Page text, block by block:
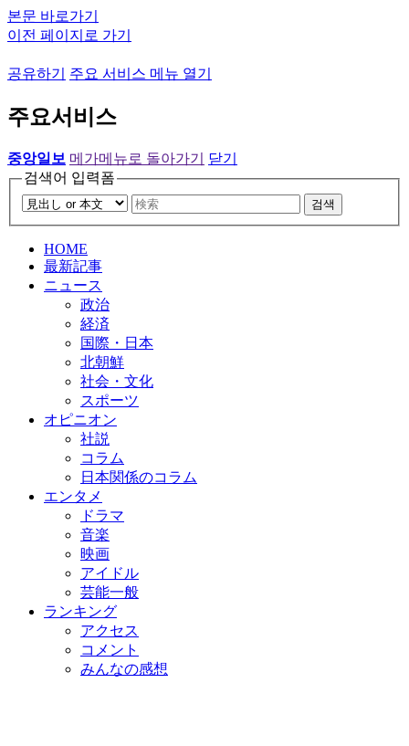
본문 바로가기
이전 페이지로 가기
공유하기 주요 서비스 메뉴 열기
주요서비스
중앙일보 메가메뉴로 돌아가기
닫기
검색어 입력폼
검색
HOME
最新記事
ニュース
政治
経済
国際・日本
北朝鮮
社会・文化
スポーツ
オピニオン
社説
コラム
日本関係のコラム
エンタメ
ドラマ
音楽
映画
アイドル
芸能一般
ランキング
アクセス
コメント
みんなの感想